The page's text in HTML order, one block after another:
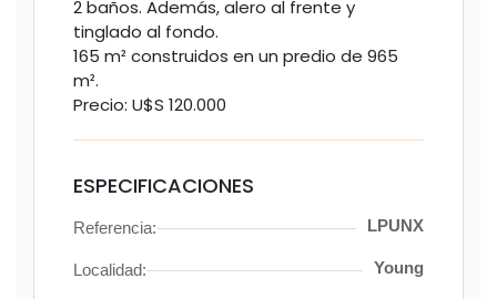
2 baños. Además, alero al frente y
tinglado al fondo.
165 m² construidos en un predio de 965
m².
Precio: U$S 120.000
ESPECIFICACIONES
Referencia: LPUNX
Localidad: Young